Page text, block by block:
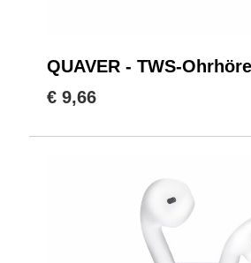
QUAVER - TWS-
€ 9,66